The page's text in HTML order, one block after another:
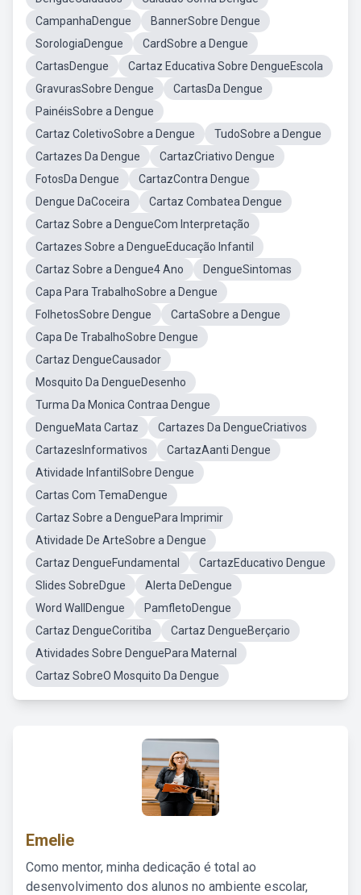
CampanhaDengue
BannerSobre Dengue
SorologiaDengue
CardSobre a Dengue
CartasDengue
Cartaz Educativa Sobre DengueEscola
GravurasSobre Dengue
CartasDa Dengue
PainéisSobre a Dengue
Cartaz ColetivoSobre a Dengue
TudoSobre a Dengue
Cartazes Da Dengue
CartazCriativo Dengue
FotosDa Dengue
CartazContra Dengue
Dengue DaCoceira
Cartaz Combatea Dengue
Cartaz Sobre a DengueCom Interpretação
Cartazes Sobre a DengueEducação Infantil
Cartaz Sobre a Dengue4 Ano
DengueSintomas
Capa Para TrabalhoSobre a Dengue
FolhetosSobre Dengue
CartaSobre a Dengue
Capa De TrabalhoSobre Dengue
Cartaz DengueCausador
Mosquito Da DengueDesenho
Turma Da Monica Contraa Dengue
DengueMata Cartaz
Cartazes Da DengueCriativos
CartazesInformativos
CartazAanti Dengue
Atividade InfantilSobre Dengue
Cartas Com TemaDengue
Cartaz Sobre a DenguePara Imprimir
Atividade De ArteSobre a Dengue
Cartaz DengueFundamental
CartazEducativo Dengue
Slides SobreDgue
Alerta DeDengue
Word WallDengue
PamfletoDengue
Cartaz DengueCoritiba
Cartaz DengueBerçario
Atividades Sobre DenguePara Maternal
Cartaz SobreO Mosquito Da Dengue
Emelie
Como mentor, minha dedicação é total ao
desenvolvimento dos alunos no ambiente escolar,